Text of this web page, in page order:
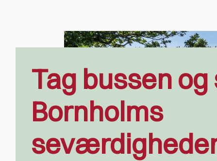
Tag bussen og
Bornholms